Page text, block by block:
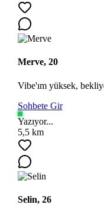
Merve, 20
Vibe'ım yüksek,
Sohbete Gir
Yazıyor...
5,5 km
Selin, 26